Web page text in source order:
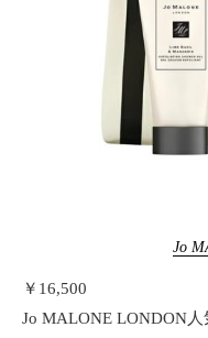
Jo
￥16,500
Jo MALONE LONDON